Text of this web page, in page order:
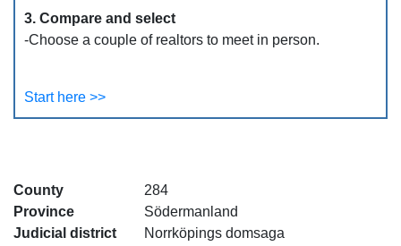
3. Compare and select
-Choose a couple of realtors to meet in person.
Start here >>
County
284
Province
Södermanland
Judicial district
Norrköpings domsaga